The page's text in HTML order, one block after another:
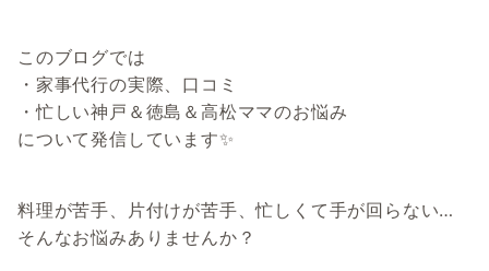
このブログでは
・家事代行の実際、口コミ
・忙しい神戸＆徳島＆高松ママのお悩み
について発信しています✨
料理が苦手、片付けが苦手、忙しくて手が回らない…
そんなお悩みありませんか？